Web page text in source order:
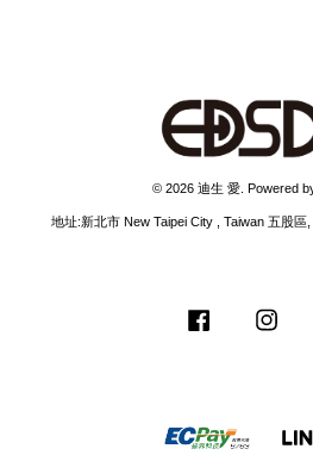
© 2026 迪生 愛. Powered
地址:新北市 New Taipei City , Taiwan 五股
Facebook